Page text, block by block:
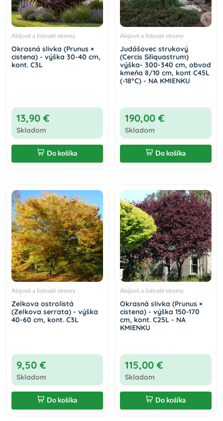
Alejové a listnaté stromy
Okrasná slivka (Prunus ×
cistena) - výška 30-40 cm,
kont. C3L
13,90 €
Skladom
Do košíka
Alejové a listnaté stromy
Judášovec strukový
(Cercis Siliquastrum)
výška- 300-340 cm, obvod
kmeňa 8/10 cm, kont C45L
(-18°C) - NA KMIENKU
190,00 €
Skladom
Do košíka
Alejové a listnaté stromy
Zelkova ostrolistá
(Zelkova serrata) - výška
40-60 cm, kont. C3L
9,50 €
Skladom
Do košíka
Alejové a listnaté stromy
Okrasná slivka (Prunus ×
cistena) - výška 150-170
cm, kont. C25L - NA
KMIENKU
115,00 €
Skladom
Do košíka